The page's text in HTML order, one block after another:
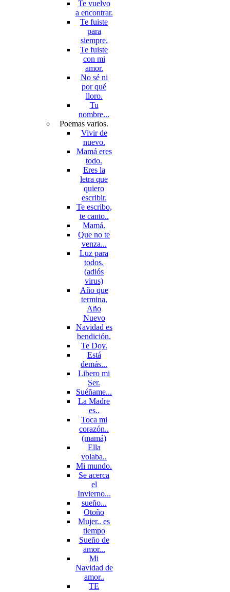
Te vuelvo
a encontrar.
Te fuiste
para
siempre.
Te fuiste
con mi
amor.
No sé ni
por qué
lloro.
Tu
nombre...
Poemas varios.
Vivir de
nuevo.
Mamá eres
todo.
Eres la
letra que
quiero
escribir.
Te escribo,
te canto..
Mamá.
Que no te
venza...
Luz para
todos.
(adiós
virus)
Año que
termina,
Año
Nuevo
Navidad es
bendición.
Te Doy.
Está
demás...
Libero mi
Ser.
Suéñame...
La Madre
es..
Toca mi
corazón..
(mamá)
Ella
volaba..
Mi mundo.
Se acerca
el
Invierno...
sueño...
Otoño
Mujer.. es
tiempo
Sueño de
amor...
Mi
Navidad de
amor..
TE